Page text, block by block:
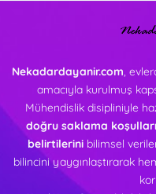
Nekadardayanir.com,
amacıyla kurulmuş
Mühendislik disipliniyle
doğru saklama
belirtilerinibilimsel
bilincini yaygınlaştırarak